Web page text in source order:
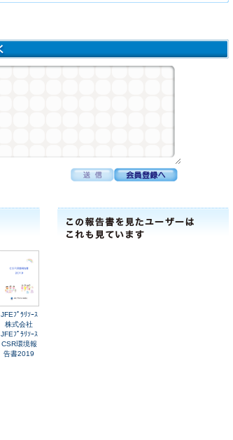
JFEﾌﾟﾗﾘｿｰｽ
株式会社
JFEﾌﾟﾗﾘｿｰｽ
CSR環境報
告書2019